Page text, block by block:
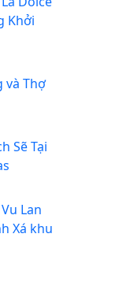
Khởi
và Thợ
Sẽ Tại
Lan
Xá khu